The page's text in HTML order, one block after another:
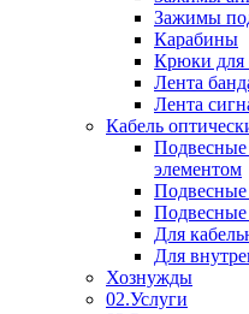
Зажимы
Карабины
Крюки для
Лента
Лента
Кабель
элементом
Подвесные
Подвесные
Для
Для
Хознужды
02.Услуги